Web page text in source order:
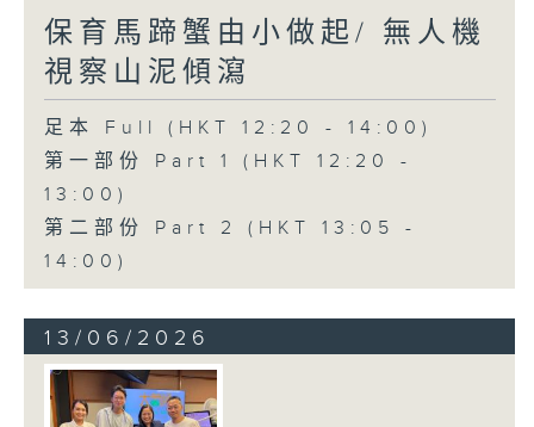
保育馬蹄蟹由小做起/ 無人機
視察山泥傾瀉
足本 Full (HKT 12:20 - 14:00)
第一部份 Part 1 (HKT 12:20 -
13:00)
第二部份 Part 2 (HKT 13:05 -
14:00)
13/06/2026